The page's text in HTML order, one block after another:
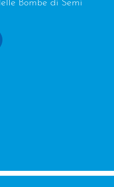
Bombe di Semi